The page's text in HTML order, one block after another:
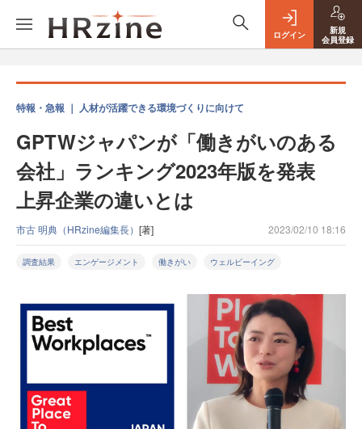
ログイン
新規
会員登録
特報・急報 ｜ 人材が活躍できる環境づくりに向けて
GPTWジャパンが「働きがいのある
会社」ランキング2023年版を発表
上昇企業の違いとは
市古 明典（HRzine編集長） [著] 2023/02/10 18:16
調査結果 エンゲージメント 働きがい ウェルビーイング